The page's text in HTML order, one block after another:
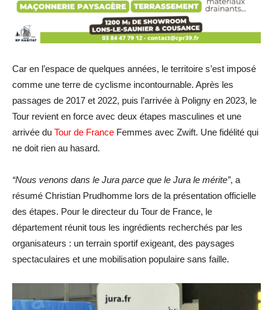
Car en l’espace de quelques années, le territoire s’est imposé
comme une terre de cyclisme incontournable. Après les
passages de 2017 et 2022, puis l’arrivée à Poligny en 2023, le
Tour revient en force avec deux étapes masculines et une
arrivée du Tour de France Femmes avec Zwift. Une fidélité qui
ne doit rien au hasard.
“Nous venons dans le Jura parce que le Jura le mérite”, a
résumé Christian Prudhomme lors de la présentation officielle
des étapes. Pour le directeur du Tour de France, le
département réunit tous les ingrédients recherchés par les
organisateurs : un terrain sportif exigeant, des paysages
spectaculaires et une mobilisation populaire sans faille.